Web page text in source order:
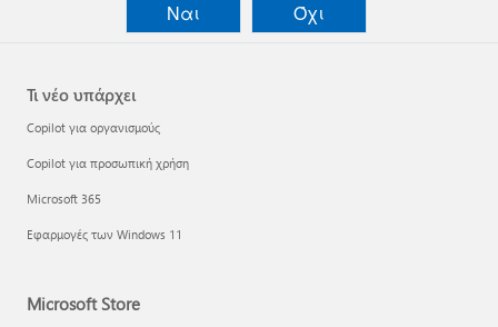
Ναι
Όχι
Τι νέο υπάρχει
Copilot για οργανισμούς
Copilot για προσωπική χρήση
Microsoft 365
Εφαρμογές των Windows 11
Microsoft Store